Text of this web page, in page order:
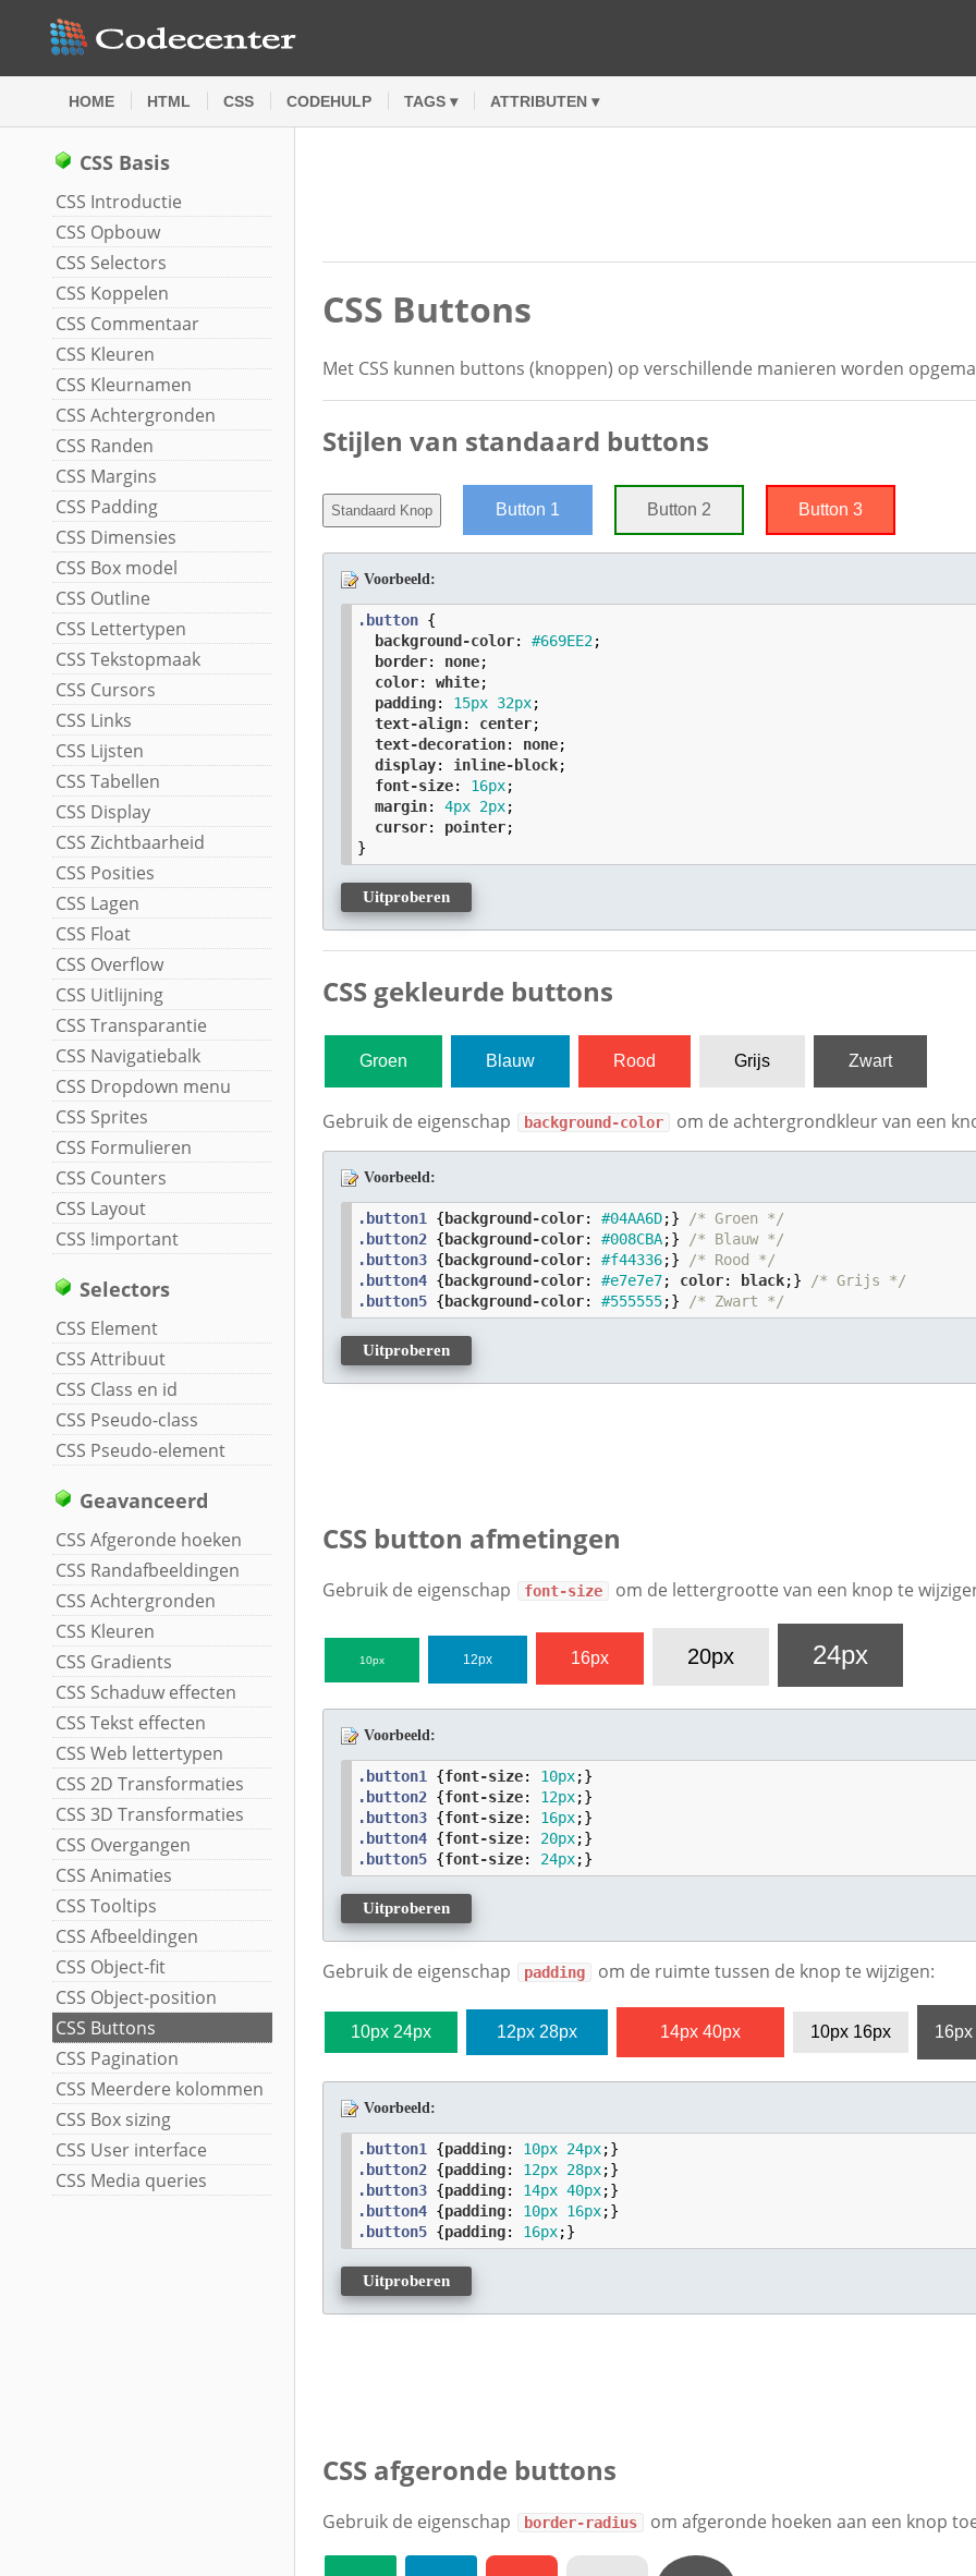
HOME HTML CSS CODEHULP TAGS ▾ ATTRIBUTEN ▾
CSS Basis
CSS Introductie
CSS Opbouw
CSS Selectors
CSS Koppelen
CSS Commentaar
CSS Kleuren
CSS Kleurnamen
CSS Achtergronden
CSS Randen
CSS Margins
CSS Padding
CSS Dimensies
CSS Box model
CSS Outline
CSS Lettertypen
CSS Tekstopmaak
CSS Cursors
CSS Links
CSS Lijsten
CSS Tabellen
CSS Display
CSS Zichtbaarheid
CSS Posities
CSS Lagen
CSS Float
CSS Overflow
CSS Uitlijning
CSS Transparantie
CSS Navigatiebalk
CSS Dropdown menu
CSS Sprites
CSS Formulieren
CSS Counters
CSS Layout
CSS !important
Selectors
CSS Element
CSS Attribuut
CSS Class en id
CSS Pseudo-class
CSS Pseudo-element
Geavanceerd
CSS Afgeronde hoeken
CSS Randafbeeldingen
CSS Achtergronden
CSS Kleuren
CSS Gradients
CSS Schaduw effecten
CSS Tekst effecten
CSS Web lettertypen
CSS 2D Transformaties
CSS 3D Transformaties
CSS Overgangen
CSS Animaties
CSS Tooltips
CSS Afbeeldingen
CSS Object-fit
CSS Object-position
CSS Buttons
CSS Pagination
CSS Meerdere kolommen
CSS Box sizing
CSS User interface
CSS Media queries
CSS Buttons
Met CSS kunnen buttons (knoppen) op verschillende manieren worden
Stijlen van standaard buttons
Standaard Knop Button 1 Button 2 Button 3
Voorbeeld:
.button {
background-color: #669EE2;
border: none;
color: white;
padding: 15px 32px;
text-align: center;
text-decoration: none;
display: inline-block;
font-size: 16px;
margin: 4px 2px;
cursor: pointer;
}
Uitproberen
CSS gekleurde buttons
Groen Blauw Rood Grijs Zwart
Gebruik de eigenschap background-color om de achtergrondkleur van een
Voorbeeld:
.button1 {background-color: #04AA6D;}
/* Groen */
.button2 {background-color: #008CBA;}
/* Blauw */
.button3 {background-color: #f44336;}
/* Rood */
.button4 {background-color: #e7e7e7; color: black;}
/* Grijs */
.button5 {background-color: #555555;} /* Zwart */
Uitproberen
CSS button afmetingen
Gebruik de eigenschap font-size om de lettergrootte van een knop te
10px 12px 16px 20px 24px
Voorbeeld:
.button1 {font-size: 10px
.button2 {font-size: 12px
.button3 {font-size: 16px
.button4 {font-size: 20px
.button5 {font-size: 24px;}
Uitproberen
Gebruik de eigenschap padding om de ruimte tussen de knop te wijzigen:
10px 24px 12px 28px 14px 40px 10px 16px 16px
Voorbeeld:
.button1 {padding: 10px 24px
.button2 {padding: 12px 28px
.button3 {padding: 14px 40px
.button4 {padding: 10px 16px
.button5 {padding: 16px;}
Uitproberen
CSS afgeronde buttons
Gebruik de eigenschap border-radius om afgeronde hoeken aan een knop